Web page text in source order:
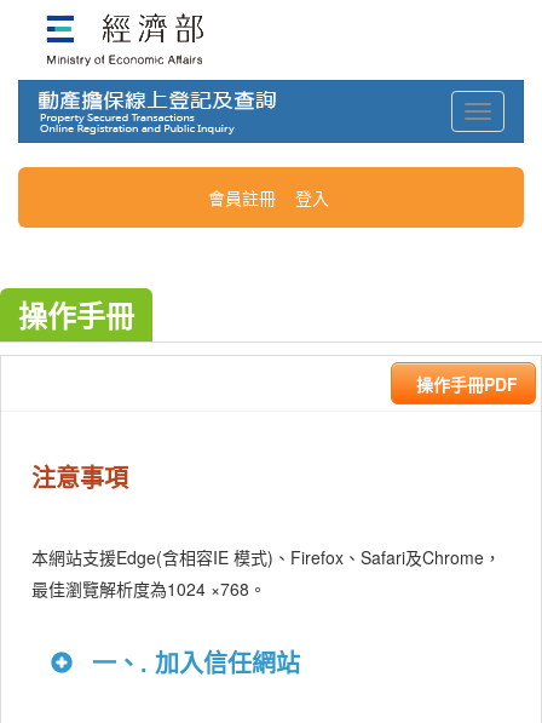
Toggle
會員註冊 登入
操作手冊
注意事項
本網站支援Edge(含相容IE 模式)、Firefox、Safari及Chrome，
最佳瀏覽解析度為1024 ×768。
一、. 加入信任網站